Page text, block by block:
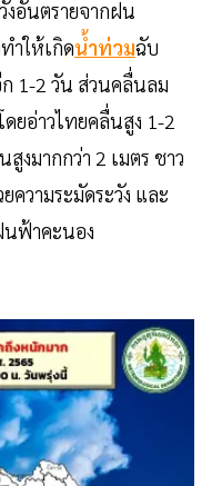
อันตรายจากฝน
ำให้เกิดน้ำท่วมฉับ
1-2 วัน ส่วนคลื่นลม
ยอ่าวไทยคลื่นสูง 1-2
งมากกว่า 2 เมตร ชาว
ความระมัดระวัง และ
นฟ้าคะนอง